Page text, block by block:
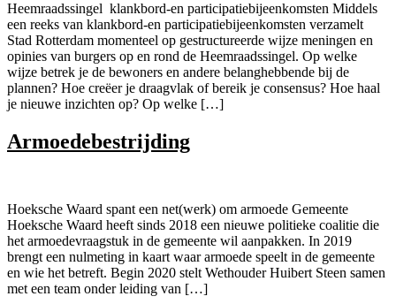
Heemraadssingel klankbord-en participatiebijeenkomsten Middels
een reeks van klankbord-en participatiebijeenkomsten verzamelt
Stad Rotterdam momenteel op gestructureerde wijze meningen en
opinies van burgers op en rond de Heemraadssingel. Op welke
wijze betrek je de bewoners en andere belanghebbende bij de
plannen? Hoe creëer je draagvlak of bereik je consensus? Hoe haal
je nieuwe inzichten op? Op welke […]
Armoedebestrijding
Hoeksche Waard spant een net(werk) om armoede Gemeente
Hoeksche Waard heeft sinds 2018 een nieuwe politieke coalitie die
het armoedevraagstuk in de gemeente wil aanpakken. In 2019
brengt een nulmeting in kaart waar armoede speelt in de gemeente
en wie het betreft. Begin 2020 stelt Wethouder Huibert Steen samen
met een team onder leiding van […]